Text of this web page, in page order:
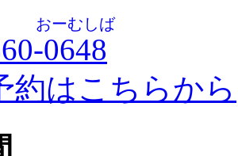
0648
おーむしば
約はこちらから